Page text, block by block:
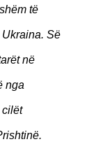
të
Së
në
nga
cilët